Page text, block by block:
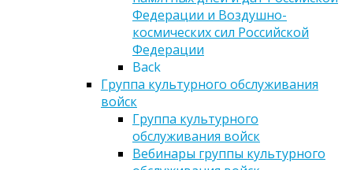
Федерации и Воздушно-
космических сил Российской
Федерации
Back
Группа культурного обслуживания
войск
Группа культурного
обслуживания войск
Вебинары группы культурного